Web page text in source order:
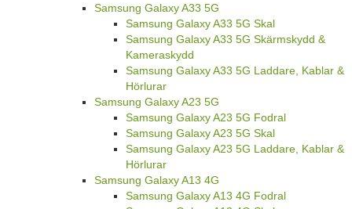
Samsung Galaxy A33 5G
Samsung Galaxy A33 5G Skal
Samsung Galaxy A33 5G Skärmskydd &
Kameraskydd
Samsung Galaxy A33 5G Laddare, Kablar &
Hörlurar
Samsung Galaxy A23 5G
Samsung Galaxy A23 5G Fodral
Samsung Galaxy A23 5G Skal
Samsung Galaxy A23 5G Laddare, Kablar &
Hörlurar
Samsung Galaxy A13 4G
Samsung Galaxy A13 4G Fodral